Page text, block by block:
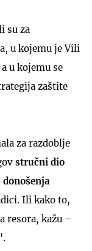
su za
u kojemu je Vili
u kojemu se
zaštite
za razdoblje
stručni dio
Ili kako to,
resora, kažu –